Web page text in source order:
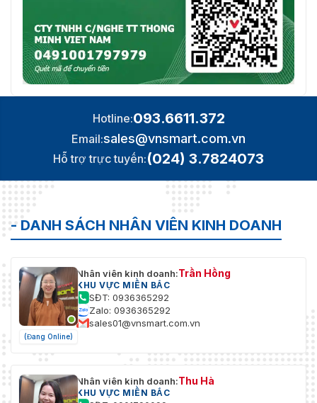
Hotline:093.6611.372
Email:sales@vnsmart.com.vn
Hỗ trợ trực tuyến:(024) 3.7824073
- DANH SÁCH NHÂN VIÊN KINH DOANH
(Đang Online)
Nhân viên kinh doanh:Trần Hồng
KHU VỰC MIỀN BẮC
SĐT: 0936365292
Zalo: 0936365292
sales01@vnsmart.com.vn
Nhân viên kinh doanh:Thu Hà
KHU VỰC MIỀN BẮC